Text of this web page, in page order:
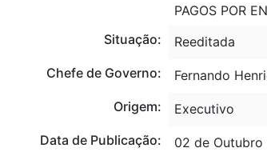
PAGOS POR
Situação:
Reeditada
Chefe de Governo:
Fernando
Origem:
Executivo
Data de Publicação:
02 de Outubro